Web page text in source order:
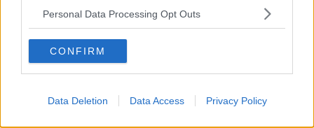
Personal Data Processing Opt Outs
CONFIRM
Data Deletion Data Access Privacy Policy
SCORPIONE
Il mese di dicembre parte abbastanza bene per te, il successo
lavorativo dovrebbe arrivare dal 6 all’ 8 dicembre, se hai un’attivitá,
e lavori negli giorni di festivi, saranno giornate molto soddisfacenti.
single e nativo dell’ultima decade del segno, con una persona
giovane e brillante potresti fare conoscenza, avrete un intesa